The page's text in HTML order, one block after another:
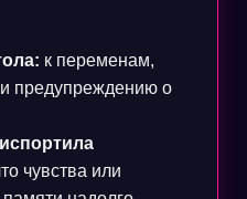
к переменам,
предупреждению о
чувства или